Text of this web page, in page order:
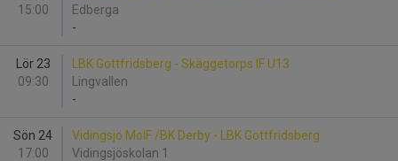
15:00
Edberga
-
Lör 23
09:30
LBK Gottfridsberg - Skäggetorps IF U13
Lingvallen
-
Sön 24
17:00
Vidingsjö MoIF /BK Derby - LBK Gottfridsberg
Vidingsjöskolan 1